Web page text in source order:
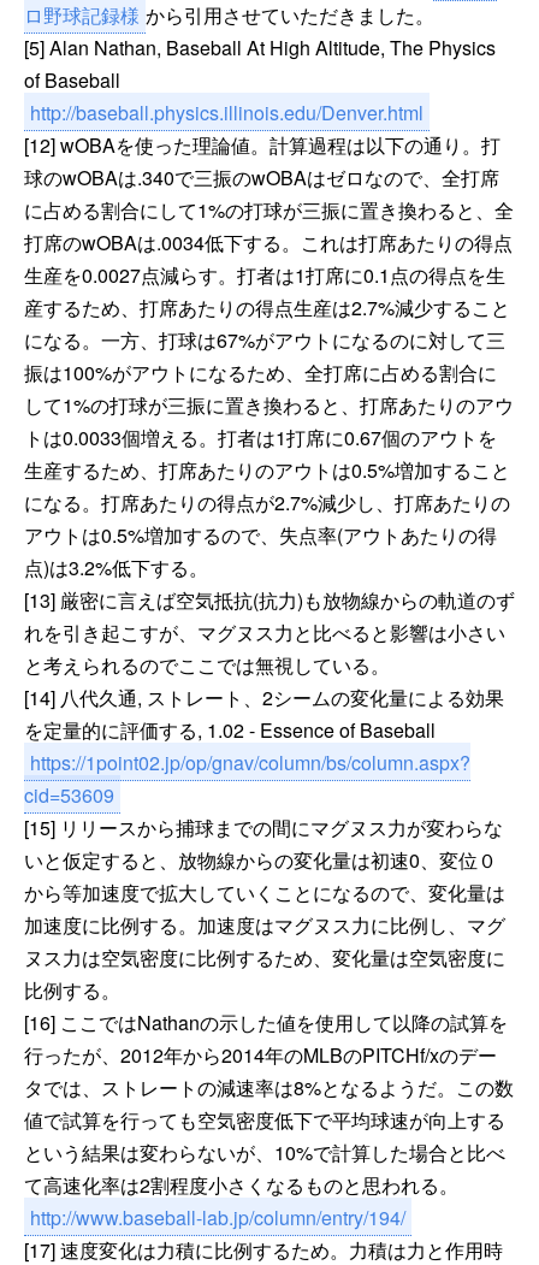
ロ野球記録様 から引用させていただきました。
[5] Alan Nathan, Baseball At High Altitude, The Physics
of Baseball
http://baseball.physics.illinois.edu/Denver.html
[12] wOBAを使った理論値。計算過程は以下の通り。打
球のwOBAは.340で三振のwOBAはゼロなので、全打席
に占める割合にして1%の打球が三振に置き換わると、全
打席のwOBAは.0034低下する。これは打席あたりの得点
生産を0.0027点減らす。打者は1打席に0.1点の得点を生
産するため、打席あたりの得点生産は2.7%減少すること
になる。一方、打球は67%がアウトになるのに対して三
振は100%がアウトになるため、全打席に占める割合に
して1%の打球が三振に置き換わると、打席あたりのアウ
トは0.0033個増える。打者は1打席に0.67個のアウトを
生産するため、打席あたりのアウトは0.5%増加すること
になる。打席あたりの得点が2.7%減少し、打席あたりの
アウトは0.5%増加するので、失点率(アウトあたりの得
点)は3.2%低下する。
[13] 厳密に言えば空気抵抗(抗力)も放物線からの軌道のず
れを引き起こすが、マグヌス力と比べると影響は小さい
と考えられるのでここでは無視している。
[14] 八代久通, ストレート、2シームの変化量による効果
を定量的に評価する, 1.02 - Essence of Baseball
https://1point02.jp/op/gnav/column/bs/column.aspx?
cid=53609
[15] リリースから捕球までの間にマグヌス力が変わらな
いと仮定すると、放物線からの変化量は初速0、変位０
から等加速度で拡大していくことになるので、変化量は
加速度に比例する。加速度はマグヌス力に比例し、マグ
ヌス力は空気密度に比例するため、変化量は空気密度に
比例する。
[16] ここではNathanの示した値を使用して以降の試算を
行ったが、2012年から2014年のMLBのPITCHf/xのデー
タでは、ストレートの減速率は8%となるようだ。この数
値で試算を行っても空気密度低下で平均球速が向上する
という結果は変わらないが、10%で計算した場合と比べ
て高速化率は2割程度小さくなるものと思われる。
http://www.baseball-lab.jp/column/entry/194/
[17] 速度変化は力積に比例するため。力積は力と作用時